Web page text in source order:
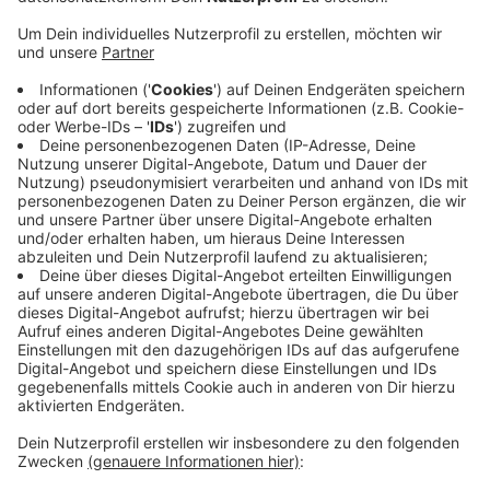
Gevelsberg: Zu einer Strafe von fünf Jahren und vier
Monaten hat das Hagener Landgericht den 33-
Jährigen verurteilt. Er hatte mit Marihuana, Ecstasy
und Amphetaminen gehandelt. Sein Komplize erhielt
eine zweijährige Bewährungsstrafe. Der Gevelsberger
muss zudem eine Therapie in einer Entziehungsanstalt
antreten. Zuvor muss er für acht Monate ins
Gefängnis. Für das Urteil verständigten sich Anklage,
Verteidigung und Gericht. Der Gevelsberger war
bereits zu einer dreieinhalbjährigen Haftstrafe
verurteilt worden. Dagegen hatte er Revision
eingelegt. Unter der Bedingung, dass er die zurück
nimmt, kam es jetzt zu der Haftstrafe in die die
vorherige mit einfließt.
Anzeige